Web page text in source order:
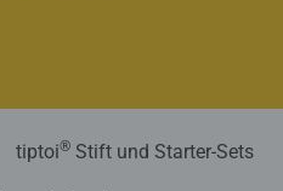
tiptoi® Stift und Starter-Sets